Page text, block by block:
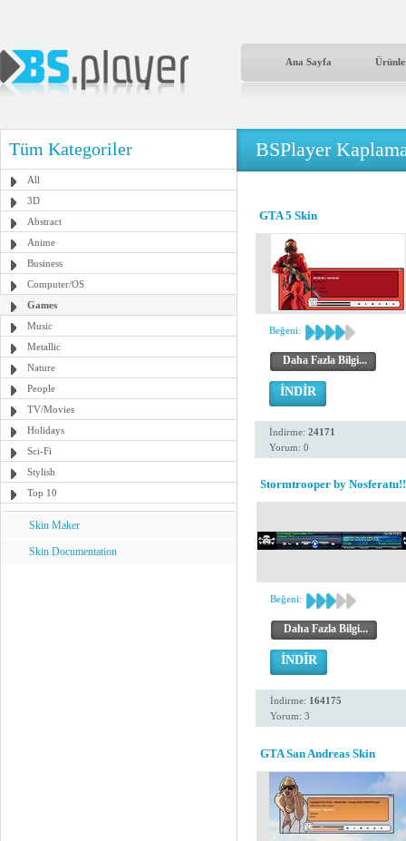
Ana Sayfa
Tüm Kategoriler
All
3D
Abstract
Anime
Business
Computer/OS
Games
Music
Metallic
Nature
People
TV/Movies
Holidays
Sci-Fi
Stylish
Top 10
Skin Maker
Skin Documentation
BSPlayer
GTA 5 Skin
Beğeni:
Daha Fazla Bilgi...
İNDİR
İndirme: 24171
Yorum: 0
Stormtrooper by Nosferatu!!
Beğeni:
Daha Fazla Bilgi...
İNDİR
İndirme: 164175
Yorum: 3
GTA San Andreas Skin